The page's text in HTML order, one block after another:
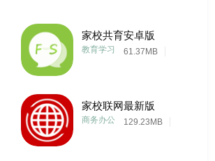
软件通常还提供了互动功能，如论坛、留言
家校共育安卓版
61.37MB
教育学习
家校联网最新版
129.23MB
商务办公